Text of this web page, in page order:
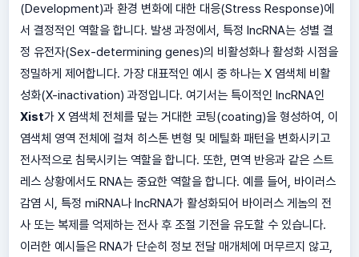
(Development)과 환경 변화에 대한 대응(Stress Response)에
서 결정적인 역할을 합니다. 발생 과정에서, 특정 lncRNA는 성별 결
정 유전자(Sex-determining genes)의 비활성화나 활성화 시점을
정밀하게 제어합니다. 가장 대표적인 예시 중 하나는 X 염색체 비활
성화(X-inactivation) 과정입니다. 여기서는 특이적인 lncRNA인
Xist가 X 염색체 전체를 덮는 거대한 코팅(coating)을 형성하여, 이
염색체 영역 전체에 걸쳐 히스톤 변형 및 메틸화 패턴을 변화시키고
전사적으로 침묵시키는 역할을 합니다. 또한, 면역 반응과 같은 스트
레스 상황에서도 RNA는 중요한 역할을 합니다. 예를 들어, 바이러스
감염 시, 특정 miRNA나 lncRNA가 활성화되어 바이러스 게놈의 전
사 또는 복제를 억제하는 전사 후 조절 기전을 유도할 수 있습니다.
이러한 예시들은 RNA가 단순히 정보 전달 매개체에 머무르지 않고,